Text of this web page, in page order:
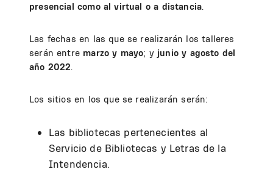
presencial como al virtual o a distancia.
Las fechas en las que se realizarán los talleres
serán entre marzo y mayo; y junio y agosto del
año 2022.
Los sitios en los que se realizarán serán:
Las bibliotecas pertenecientes al
Servicio de Bibliotecas y Letras de la
Intendencia.